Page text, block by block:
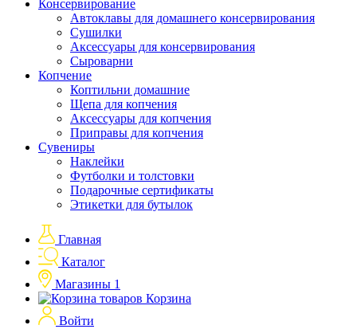
Консервирование
Автоклавы для домашнего консервирования
Сушилки
Аксессуары для консервирования
Сыроварни
Копчение
Коптильни домашние
Щепа для копчения
Аксессуары для копчения
Приправы для копчения
Сувениры
Наклейки
Футболки и толстовки
Подарочные сертификаты
Этикетки для бутылок
Главная
Каталог
Магазины 1
Корзина
Войти